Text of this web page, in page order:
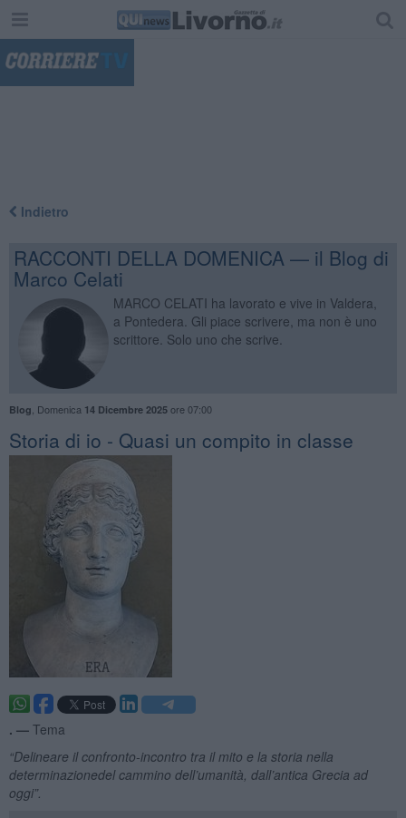
Indietro
RACCONTI DELLA DOMENICA — il Blog di
Marco Celati
MARCO CELATI ha lavorato e vive in Valdera,
a Pontedera. Gli piace scrivere, ma non è uno
scrittore. Solo uno che scrive.
Blog Domenica 14 Dicembre 2025ore 07:00
Storia di io - Quasi un compito in classe
. — Tema
“Delineare il confronto-incontro tra il mito e la storia nella
determinazionedel cammino dell’umanità , dall’antica Grecia ad
oggi”.